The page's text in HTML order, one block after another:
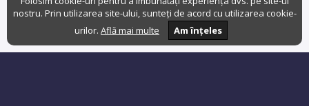
nostru. Prin utilizarea site-ului, sunteți de acord cu utilizarea cookie-
urilor. Află mai multe Am înțeles